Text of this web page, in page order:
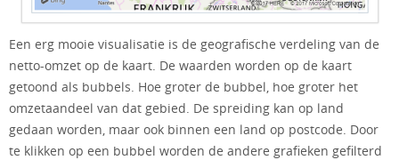
Een erg mooie visualisatie is de geografische verdeling van de
netto-omzet op de kaart. De waarden worden op de kaart
getoond als bubbels. Hoe groter de bubbel, hoe groter het
omzetaandeel van dat gebied. De spreiding kan op land
gedaan worden, maar ook binnen een land op postcode. Door
te klikken op een bubbel worden de andere grafieken gefilterd